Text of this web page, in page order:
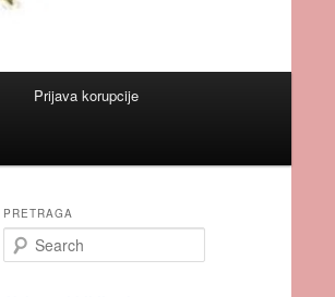
Prijava korupcije
PRETRAGA
e